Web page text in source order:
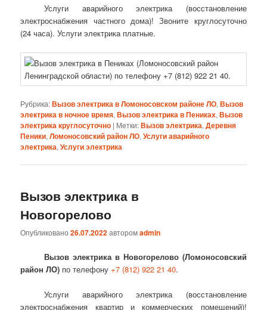
Услуги аварийного электрика (восстановление
электроснабжения частного дома)! Звоните круглосуточно
(24 часа). Услуги электрика платные.
Рубрика:Вызов электрика в Ломоносовском районе ЛО,Вызов
электрика в ночное время,Вызов электрика в Пениках,Вызов
электрика круглосуточно | Метки:Вызов электрика,Деревня
Пеники,Ломоносовский район ЛО,Услуги аварийного
электрика,Услуги электрика
Вызов электрика в
Новогорелово
Опубликовано26.07.2022авторомadmin
Вызов электрика в Новогорелово (Ломоносовский
район ЛО) по телефону+7 (812) 922 21 40.
Услуги аварийного электрика (восстановление
электроснабжения квартир и коммерческих помещений)!